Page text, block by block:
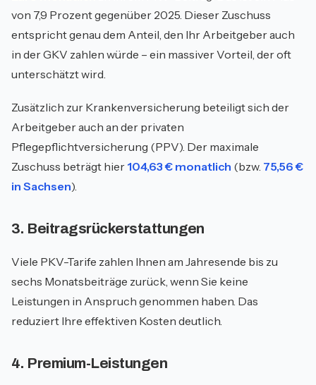
von 7,9 Prozent gegenüber 2025. Dieser Zuschuss
entspricht genau dem Anteil, den Ihr Arbeitgeber auch
in der GKV zahlen würde – ein massiver Vorteil, der oft
unterschätzt wird.
Zusätzlich zur Krankenversicherung beteiligt sich der
Arbeitgeber auch an der privaten
Pflegepflichtversicherung (PPV). Der maximale
Zuschuss beträgt hier 104,63 € monatlich (bzw. 75,56 €
in Sachsen).
3. Beitragsrückerstattungen
Viele PKV-Tarife zahlen Ihnen am Jahresende bis zu
sechs Monatsbeiträge zurück, wenn Sie keine
Leistungen in Anspruch genommen haben. Das
reduziert Ihre effektiven Kosten deutlich.
4. Premium-Leistungen